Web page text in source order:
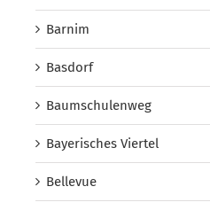
Barnim
Basdorf
Baumschulenweg
Bayerisches Viertel
Bellevue